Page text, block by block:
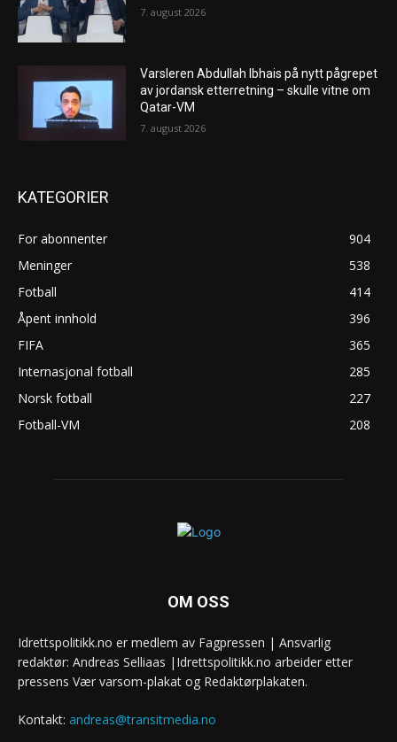
7. august 2026
Varsleren Abdullah Ibhais på nytt pågrepet
av jordansk etterretning – skulle vitne om
Qatar-VM
7. august 2026
KATEGORIER
For abonnenter
904
Meninger
538
Fotball
414
Åpent innhold
396
FIFA
365
Internasjonal fotball
285
Norsk fotball
227
Fotball-VM
208
OM OSS
Idrettspolitikk.no er medlem av Fagpressen | Ansvarlig
redaktør: Andreas Selliaas |Idrettspolitikk.no arbeider etter
pressens Vær varsom-plakat og Redaktørplakaten.
Kontakt: andreas@transitmedia.no